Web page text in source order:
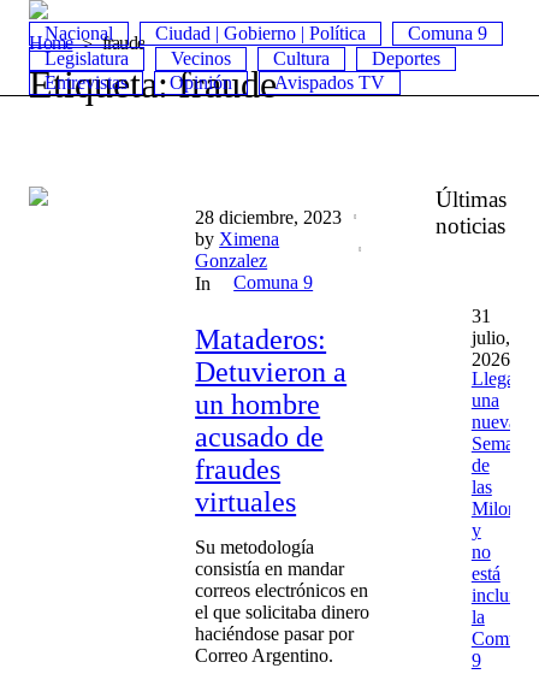
Nacional Ciudad | Gobierno | Política
Comuna 9
Legislatura
Vecinos Cultura
Deportes
Entrevistas
Opinión Avispados TV
Home fraude
Etiqueta:fraude
28 diciembre, 2023
by Ximena
Gonzalez
In
Comuna 9
Mataderos:
Detuvieron a
un hombre
acusado de
fraudes
virtuales
Su metodología
consistía en mandar
correos electrónicos en
el que solicitaba dinero
haciéndose pasar por
Correo Argentino.
Últimas
noticias
Llega
una
nueva
Semana
de
las
y
no
está
incluída
la
Comuna
9
31
julio,
2026